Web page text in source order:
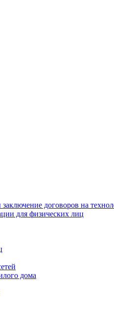
договоров на
для физических лиц
дома